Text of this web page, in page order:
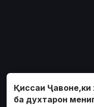
Қиссаи
ба духтарон